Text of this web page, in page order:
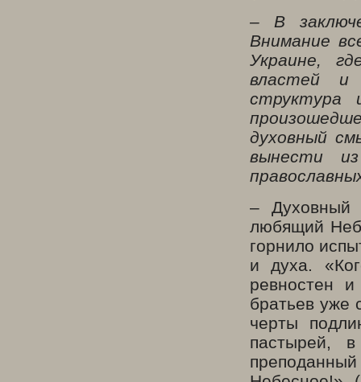
– В
Внимание
Украине,
властей и
духовный
вынести
– Духовный
любящий
горнило
и духа.
ревностен
братьев уже
черты
пастырей,